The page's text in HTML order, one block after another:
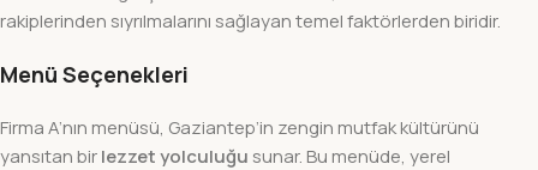
rakiplerinden sıyrılmalarını sağlayan temel faktörlerden biridir.
Menü Seçenekleri
Firma A’nın menüsü, Gaziantep’in zengin mutfak kültürünü
yansıtan birlezzet yolculuğu sunar. Bu menüde, yerel